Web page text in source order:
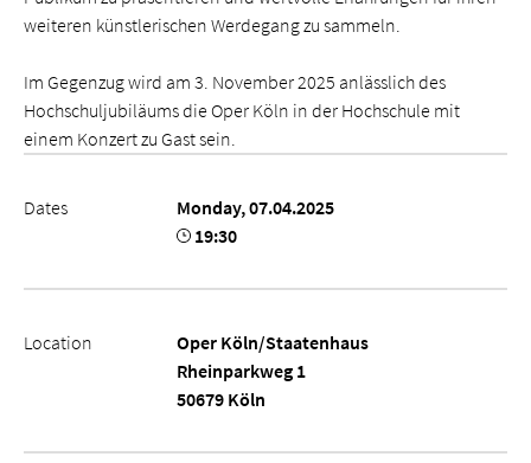
weiteren künstlerischen Werdegang zu sammeln.
Im Gegenzug wird am 3. November 2025 anlässlich des
Hochschuljubiläums die Oper Köln in der Hochschule mit
einem Konzert zu Gast sein.
Dates
Monday, 07.04.2025
19:30
Location
Oper Köln/Staatenhaus
Rheinparkweg 1
50679 Köln